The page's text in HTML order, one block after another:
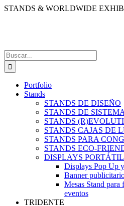
Saltar
STANDS & WORLDWIDE
Buscar:
Portfolio
Stands
STANDS DE DISEÑO
STANDS DE SISTEMA
STANDS
STANDS CAJAS DE
STANDS PARA
STANDS ECO-
DISPLAYS
Displays Pop Up
Banner
Mesas Stand para
eventos
TRIDENTE